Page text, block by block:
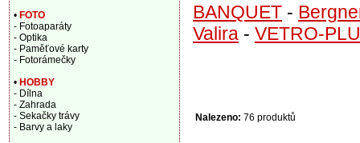
BANQUET -
Valira - VETRO-
Nalezeno: 76 produktů
• FOTO
- Fotoaparáty
- Optika
- Paměťové karty
- Fotorámečky
• HOBBY
- Dílna
- Zahrada
- Sekačky trávy
- Barvy a laky